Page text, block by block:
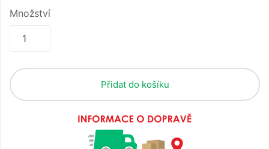
Množství
Přidat do košíku